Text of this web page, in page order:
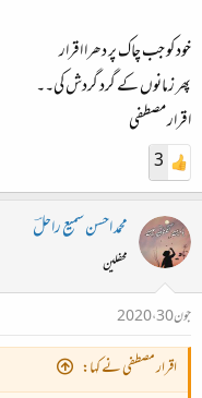
خود کو جب چاک پر دھرا اقرار
پھر زمانوں کے گرد گردش کی۔۔
اقرار مصطفی
3
محمد احسن سمیع راحلؔ
محفلین
جون 30، 2020
اقرار مصطفی نے کہا: